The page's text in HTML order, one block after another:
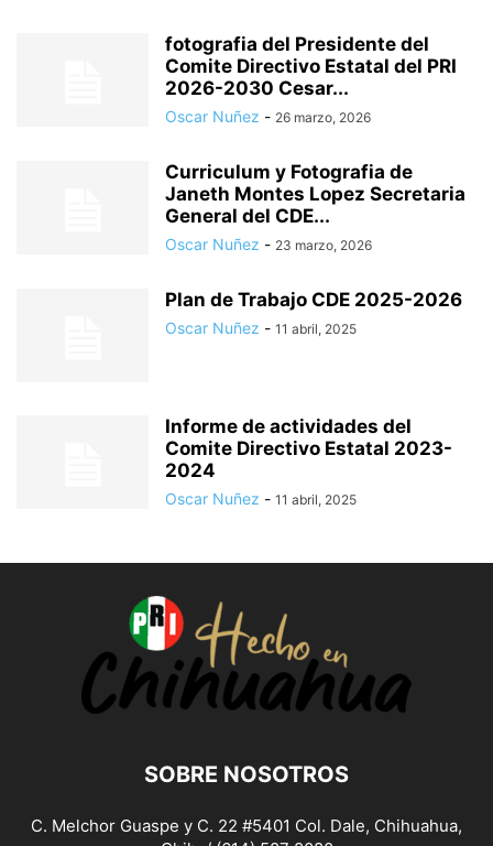
fotografia del Presidente del
Comite Directivo Estatal del PRI
2026-2030 Cesar...
Oscar Nuñez - 26 marzo, 2026
Curriculum y Fotografia de
Janeth Montes Lopez Secretaria
General del CDE...
Oscar Nuñez - 23 marzo, 2026
Plan de Trabajo CDE 2025-2026
Oscar Nuñez - 11 abril, 2025
Informe de actividades del
Comite Directivo Estatal 2023-
2024
Oscar Nuñez - 11 abril, 2025
SOBRE NOSOTROS
C. Melchor Guaspe y C. 22 #5401 Col. Dale, Chihuahua,